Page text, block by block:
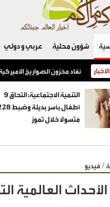
شؤون محلية عربي و دولي
نفاد مخزون الصواريخ
‏التنمية الاجتماعية: التحاق 9
أطفال بأسر بديلة
متسولا خلال تموز
/ فيديو
الأحداث العالمية